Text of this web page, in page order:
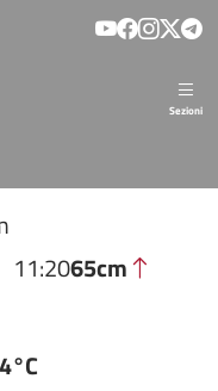
Sezioni
11:2065cm